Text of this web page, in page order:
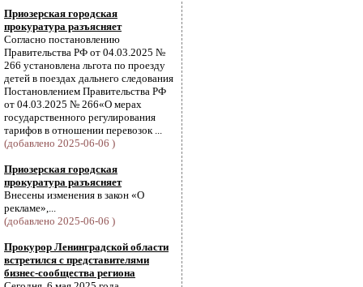
Приозерская городская
прокуратура разъясняет
Согласно постановлению
Правительства РФ от 04.03.2025 №
266 установлена льгота по проезду
детей в поездах дальнего следования
Постановлением Правительства РФ
от 04.03.2025 № 266«О мерах
государственного регулирования
тарифов в отношении перевозок ...
(добавлено 2025-06-06 )
Приозерская городская
прокуратура разъясняет
Внесены изменения в закон «О
рекламе»,...
(добавлено 2025-06-06 )
Прокурор Ленинградской области
встретился с представителями
бизнес-сообщества региона